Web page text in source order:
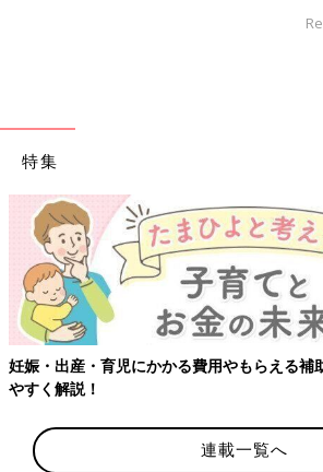
特集
妊娠・出産・育児にかかる費用やもらえる補
やすく解説！
連載一覧へ